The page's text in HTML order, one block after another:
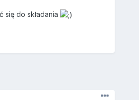
do składania